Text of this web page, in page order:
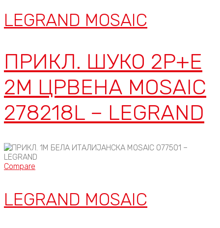
LEGRAND MOSAIC
ПРИКЛ. ШУКО 2P+E
2М ЦРВЕНА MOSAIC
278218L – LEGRAND
Compare
LEGRAND MOSAIC